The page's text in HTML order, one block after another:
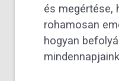
és megértése,
rohamosan
hogyan